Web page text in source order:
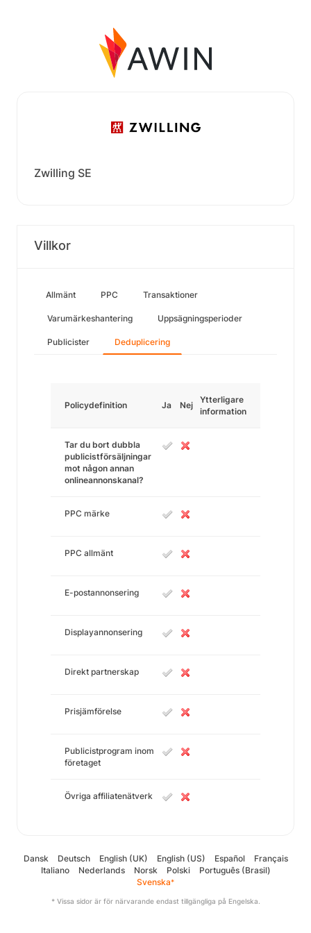
Zwilling SE
Villkor
Allmänt PPC Transaktioner
Varumärkeshantering Uppsägningsperioder
Publicister Deduplicering
Policydefinition Ja Nej
Ytterligare
information
Tar du bort dubbla
publicistförsäljningar
mot någon annan
onlineannonskanal?
PPC märke
PPC allmänt
E-postannonsering
Displayannonsering
Direkt partnerskap
Prisjämförelse
Publicistprogram inom
företaget
Övriga affiliatenätverk
Dansk Deutsch English (UK) English (US) Español
Français
Italiano
Nederlands Norsk Polski
Português (Brasil)
Svenska*
* Vissa sidor är för närvarande endast tillgängliga på Engelska.